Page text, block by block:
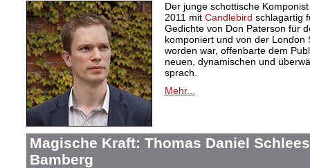
Der junge schottische
2011 mit Candlebird schlagartig
Gedichte von Don Paterson für
komponiert und von der London
worden war, offenbarte dem
neuen, dynamischen und
sprach.
Mehr...
Magische Kraft: Thomas Daniel
Bamberg